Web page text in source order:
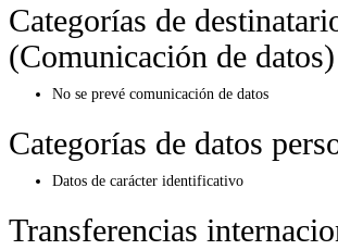
Categorías de
(Comunicación de datos)
No se prevé comunicación de datos
Categorías de datos
Datos de carácter identificativo
Transferencias